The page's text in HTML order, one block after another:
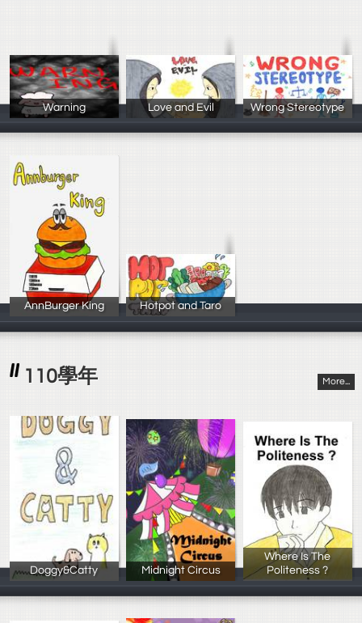
Warning
219 潘羿安/ 歐
Love and Evil
219 楊韋寧/ 吳
Wrong Stereotype
217 許芝瑜/ 邱
AnnBurger King
219 洪郁涵/袁
Hotpot and Taro
217 郭苡宸/ 洪
110學年 More...
Doggy&Catty
梁慶紅 梁郁婕
Midnight Circus
陳柏宇,黃子桓.
Where Is The
Politeness ?
楊舒涵，柯妤庭